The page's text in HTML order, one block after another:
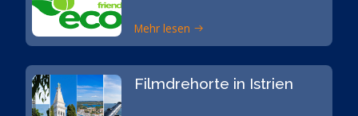
Mehr lesen
Filmdrehorte in Istrien